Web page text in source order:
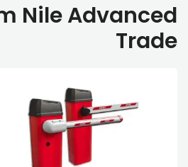
Nile Advanced
Trade